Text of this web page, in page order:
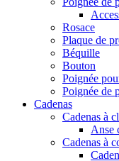
Rosace
Plaque de
Béquille
Bouton
Poignée
Poignée de
Cadenas
Cadenas à
Anse
Cadenas à